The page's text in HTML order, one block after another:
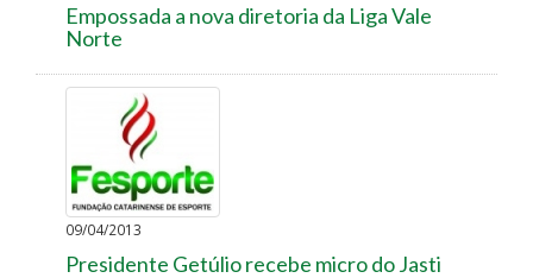
Empossada a nova diretoria da Liga Vale
Norte
09/04/2013
Presidente Getúlio recebe micro do Jasti